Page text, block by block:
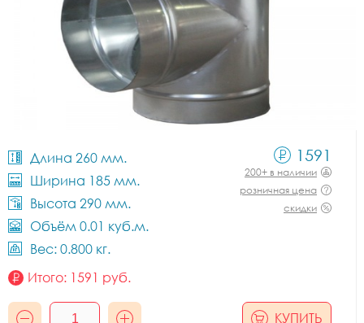
Длина 260 мм.
Ширина 185 мм.
Высота 290 мм.
Объём 0.01 куб.м.
Вес: 0.800 кг.
1591
200+ в наличии
розничная цена
скидки
Итого: 1591 руб.
КУПИТЬ